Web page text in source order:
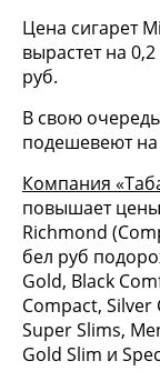
Цена сигарет
вырастет на
руб.
В свою
подешевеют на
Компания
повышает цены
Richmond
бел руб
Gold, Black
Compact, Silver
Super Slims,
Gold Slim и